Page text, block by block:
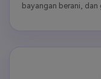
bayangan berani,